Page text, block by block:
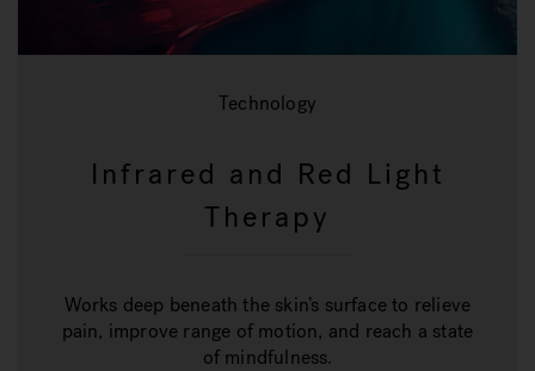
Technology
Infrared and Red Light
Therapy
Works deep beneath the skin’s surface to relieve
pain, improve range of motion, and reach a state
of mindfulness.